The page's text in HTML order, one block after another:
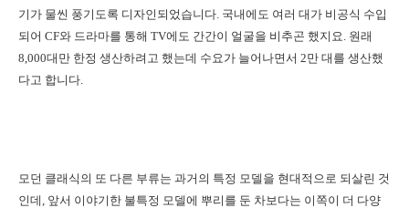
기가 물씬 풍기도록 디자인되었습니다. 국내에도 여러 대가 비공식 수입
되어 CF와 드라마를 통해 TV에도 간간이 얼굴을 비추곤 했지요. 원래
8,000대만 한정 생산하려고 했는데 수요가 늘어나면서 2만 대를 생산했
다고 합니다.
모던 클래식의 또 다른 부류는 과거의 특정 모델을 현대적으로 되살린 것
인데, 앞서 이야기한 불특정 모델에 뿌리를 둔 차보다는 이쪽이 더 다양